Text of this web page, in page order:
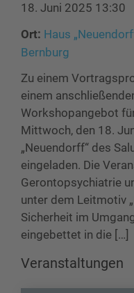
18. Juni 2025 13:30
Ort: Haus
Bernburg
Zu einem
einem
Workshopangebot
Mittwoch, den 18.
„Neuendorff“ des
eingeladen. Die
Gerontopsychiatrie
unter dem Leitmotiv
Sicherheit im
eingebettet in die […]
Veranstaltungen